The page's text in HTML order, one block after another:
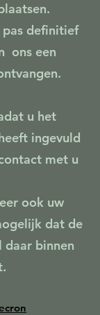
pas definitief
ons een
ontvangen.
u het
ingevuld
met u
ook uw
dat de
daar binnen